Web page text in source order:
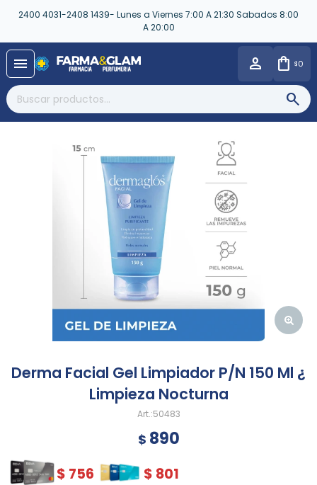
2400 4031-2408 1439- Lunes a Viernes 7:00 A 21:30 Sabados 8:00
A 20:00
menu $0
Derma Facial Gel Limpiador P/N 150 Ml ¿
Limpieza Nocturna
50483
$ 890
$ 756 $ 801